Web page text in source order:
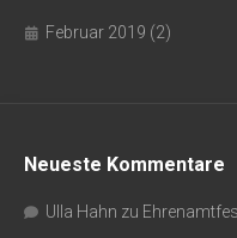
Februar 2019 (2)
Neueste Kommentare
Ulla Hahn zu